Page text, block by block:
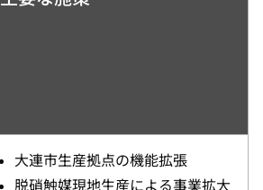
大連市生産拠点の機能拡張
脱硝触媒現地生産による事業拡大